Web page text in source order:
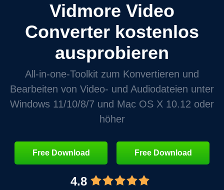
Vidmore Video
Converter kostenlos
ausprobieren
All‑in‑one‑Toolkit zum Konvertieren und
Bearbeiten von Video‑ und Audiodateien unter
Windows 11/10/8/7 und Mac OS X 10.12 oder
höher
Free Download Free Download
4.8